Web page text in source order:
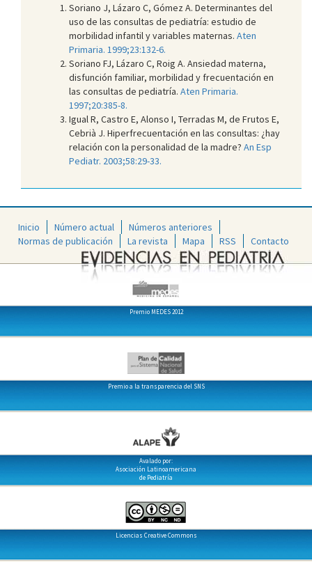
Soriano J, Lázaro C, Gómez A. Determinantes del
uso de las consultas de pediatría: estudio de
morbilidad infantil y variables maternas. Aten
Primaria. 1999;23:132-6.
Soriano FJ, Lázaro C, Roig A. Ansiedad materna,
disfunción familiar, morbilidad y frecuentación en
las consultas de pediatría. Aten Primaria.
1997;20:385-8.
Igual R, Castro E, Alonso I, Terradas M, de Frutos E,
Cebrià J. Hiperfrecuentación en las consultas: ¿hay
relación con la personalidad de la madre? An Esp
Pediatr. 2003;58:29-33.
Inicio Número actual
Números anteriores
Normas de publicación
La revista Mapa RSS Contacto
Premio MEDES 2012
Premio a la transparencia del SNS
Avalado por:
Asociación Latinoamericana
de Pediatría
Licencias Creative Commons